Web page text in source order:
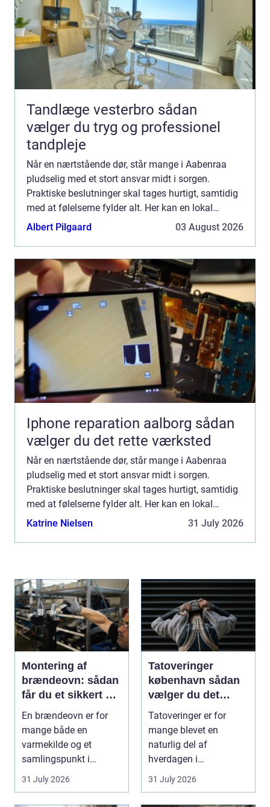
Tandlæge vesterbro sådan
vælger du tryg og professionel
tandpleje
Når en nærtstående dør, står mange i Aabenraa
pludselig med et stort ansvar midt i sorgen.
Praktiske beslutninger skal tages hurtigt, samtidig
med at følelserne fylder alt. Her kan en lokal
bedemand aabenraa blive en vigtig støtte. En
Albert Pilgaard 03 August 2026
Iphone reparation aalborg sådan
vælger du det rette værksted
Når en nærtstående dør, står mange i Aabenraa
pludselig med et stort ansvar midt i sorgen.
Praktiske beslutninger skal tages hurtigt, samtidig
med at følelserne fylder alt. Her kan en lokal
bedemand aabenraa blive en vigtig støtte. En
Katrine Nielsen 31 July 2026
Montering af
brændeovn: sådan
får du et sikkert og
smukt resultat
En brændeovn er for
mange både en
varmekilde og et
samlingspunkt i
hjemmet. Flammerne
31 July 2026
Tatoveringer
københavn sådan
vælger du det
rigtige studie
Tatoveringer er for
mange blevet en
naturlig del af
hverdagen i
København. Byen er
31 July 2026